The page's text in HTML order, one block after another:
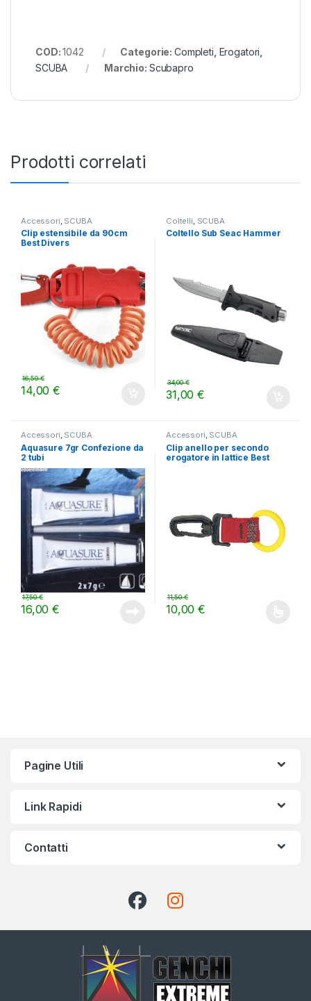
COD:1042 Categorie: Completi Erogatori
SCUBA
Marchio: Scubapro
Prodotti correlati
Accessori SCUBA
Clip estensibile da 90cm
Best Divers
14,00€
16,50€
Coltelli SCUBA
Coltello Sub Seac Hammer
31,00€
34,00€
Accessori, SCUBA
Aquasure 7gr Confezione da
2 tubi
16,00€
17,50€
Accessori, SCUBA
Clip anello per secondo
erogatore in lattice Best
10,00€
11,50€
Questo prodotto ha più
Pagine Utili
Link Rapidi
Contatti